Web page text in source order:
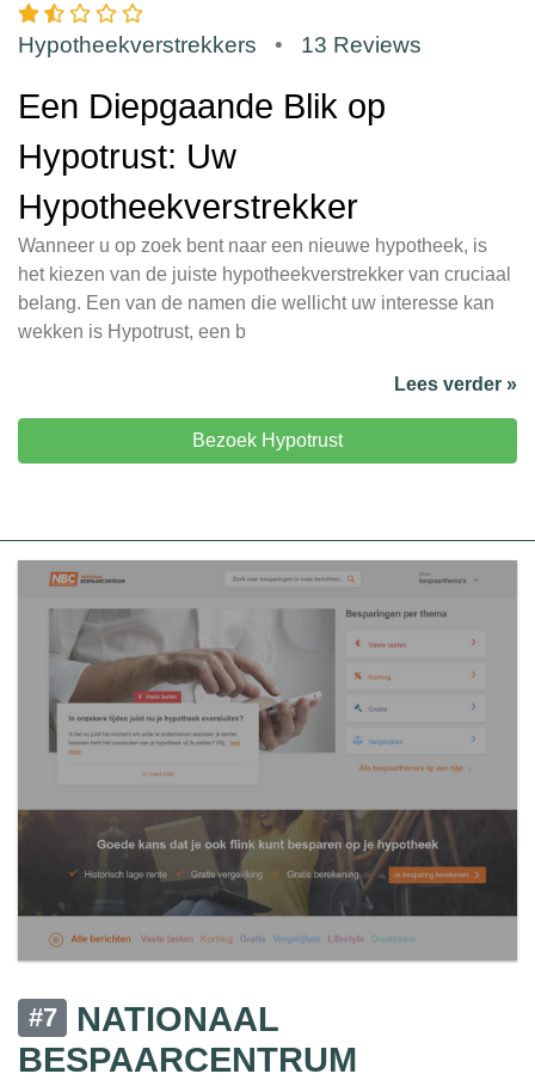
Hypotheekverstrekkers • 13 Reviews
Een Diepgaande Blik op
Hypotrust: Uw
Hypotheekverstrekker
Wanneer u op zoek bent naar een nieuwe hypotheek, is
het kiezen van de juiste hypotheekverstrekker van cruciaal
belang. Een van de namen die wellicht uw interesse kan
wekken is Hypotrust, een b
Lees verder »
Bezoek Hypotrust
#7
NATIONAAL
BESPAARCENTRUM